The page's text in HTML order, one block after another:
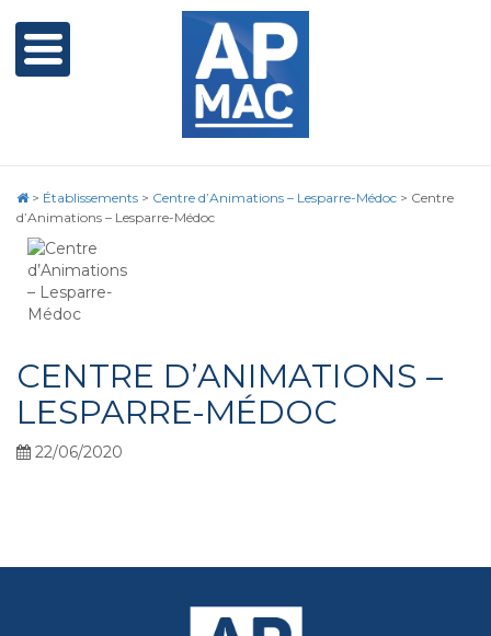
> Établissements > Centre d’Animations – Lesparre-Médoc > Centre
d’Animations – Lesparre-Médoc
CENTRE D’ANIMATIONS –
LESPARRE-MÉDOC
22/06/2020